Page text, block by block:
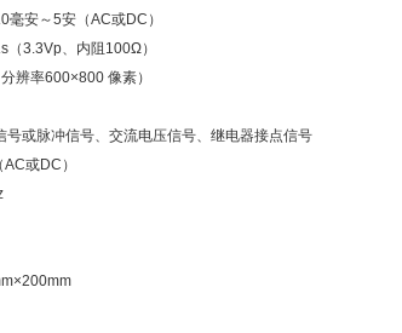
安～5安（AC或DC）
（3.3Vp、内阻100Ω）
辨率600×800 像素）
号或脉冲信号、交流电压信号、继电器接点信号
或DC）